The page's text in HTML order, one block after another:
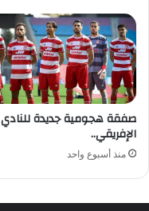
صفقة هجومية جديدة للنادي
الإفريقي..
منذ أسبوع واحد